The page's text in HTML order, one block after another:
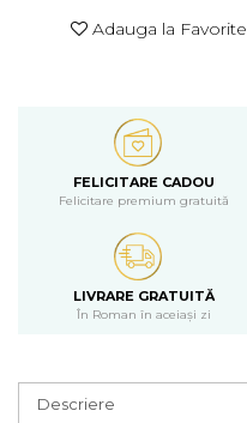
Adauga la Favorite
FELICITARE CADOU
Felicitare premium gratuită
LIVRARE GRATUITĂ
În Roman în aceiași zi
Descriere